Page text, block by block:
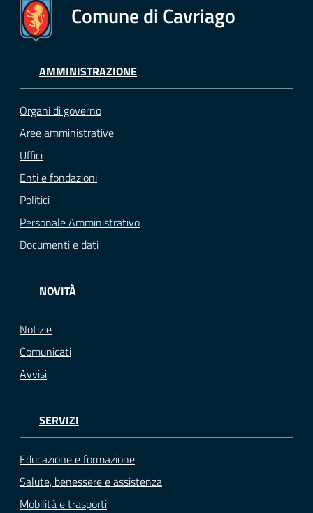
Comune di Cavriago
AMMINISTRAZIONE
Organi di governo
Aree amministrative
Uffici
Enti e fondazioni
Politici
Personale Amministrativo
Documenti e dati
NOVITÀ
Notizie
Comunicati
Avvisi
SERVIZI
Educazione e formazione
Salute, benessere e assistenza
Mobilità e trasporti